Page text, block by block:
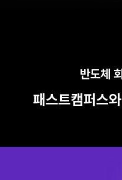
반도체
패스트캠퍼스와